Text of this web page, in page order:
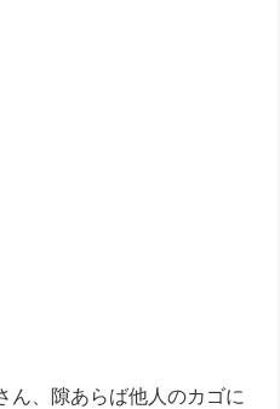
ん、隙あらば他人のカゴに